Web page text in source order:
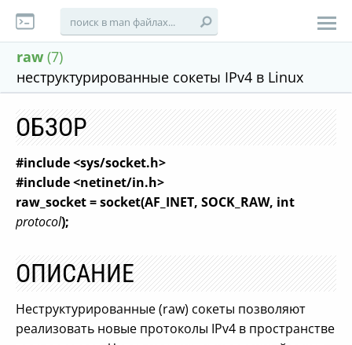
raw (7)
неструктурированные сокеты IPv4 в Linux
ОБЗОР
#include <sys/socket.h>
#include <netinet/in.h>
raw_socket = socket(AF_INET, SOCK_RAW, int
protocol);
ОПИСАНИЕ
Неструктурированные (raw) сокеты позволяют
реализовать новые протоколы IPv4 в пространстве